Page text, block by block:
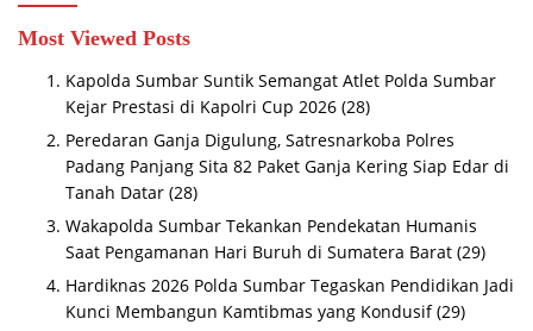
Most Viewed Posts
Kapolda Sumbar Suntik Semangat Atlet Polda Sumbar
Kejar Prestasi di Kapolri Cup 2026 (28)
Peredaran Ganja Digulung, Satresnarkoba Polres
Padang Panjang Sita 82 Paket Ganja Kering Siap Edar di
Tanah Datar (28)
Wakapolda Sumbar Tekankan Pendekatan Humanis
Saat Pengamanan Hari Buruh di Sumatera Barat (29)
Hardiknas 2026 Polda Sumbar Tegaskan Pendidikan Jadi
Kunci Membangun Kamtibmas yang Kondusif (29)